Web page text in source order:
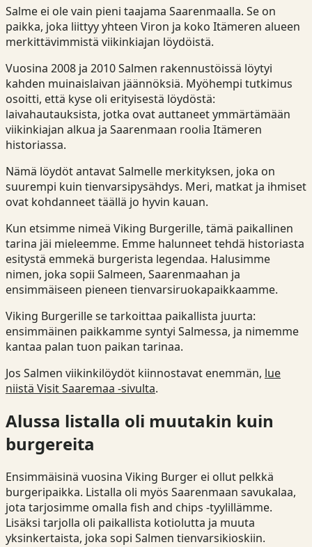
Salme ei ole vain pieni taajama Saarenmaalla. Se on
paikka, joka liittyy yhteen Viron ja koko Itämeren alueen
merkittävimmistä viikinkiajan löydöistä.
Vuosina 2008 ja 2010 Salmen rakennustöissä löytyi
kahden muinaislaivan jäännöksiä. Myöhempi tutkimus
osoitti, että kyse oli erityisestä löydöstä:
laivahautauksista, jotka ovat auttaneet ymmärtämään
viikinkiajan alkua ja Saarenmaan roolia Itämeren
historiassa.
Nämä löydöt antavat Salmelle merkityksen, joka on
suurempi kuin tienvarsipysähdys. Meri, matkat ja ihmiset
ovat kohdanneet täällä jo hyvin kauan.
Kun etsimme nimeä Viking Burgerille, tämä paikallinen
tarina jäi mieleemme. Emme halunneet tehdä historiasta
esitystä emmekä burgerista legendaa. Halusimme
nimen, joka sopii Salmeen, Saarenmaahan ja
ensimmäiseen pieneen tienvarsiruokapaikkaamme.
Viking Burgerille se tarkoittaa paikallista juurta:
ensimmäinen paikkamme syntyi Salmessa, ja nimemme
kantaa palan tuon paikan tarinaa.
Jos Salmen viikinkilöydöt kiinnostavat enemmän, lue
niistä Visit Saaremaa -sivulta.
Alussa listalla oli muutakin kuin
burgereita
Ensimmäisinä vuosina Viking Burger ei ollut pelkkä
burgeripaikka. Listalla oli myös Saarenmaan savukalaa,
jota tarjosimme omalla fish and chips -tyylillämme.
Lisäksi tarjolla oli paikallista kotiolutta ja muuta
yksinkertaista, joka sopi Salmen tienvarsikioskiin.